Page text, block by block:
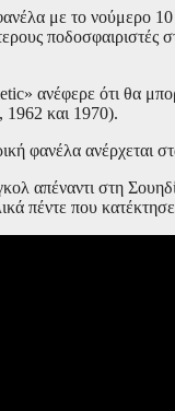
με το νούμερο
ανέφερε ότι θα
1962 και 1970).
φανέλα
απέναντι στη
πέντε που